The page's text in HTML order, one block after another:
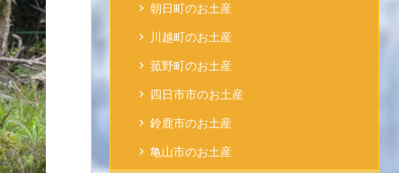
朝日町のお土産
川越町のお土産
菰野町のお土産
四日市市のお土産
鈴鹿市のお土産
亀山市のお土産